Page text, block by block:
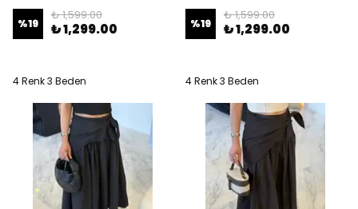
%19
₺ 1,599.00
₺ 1,299.00
4 Renk 3 Beden
%19
₺ 1,599.00
₺ 1,299.00
4 Renk 3 Beden